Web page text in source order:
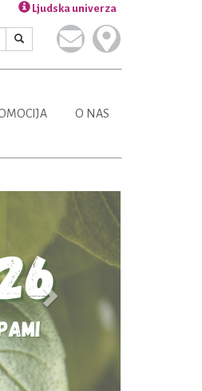
Ljudska univerza
O NAS